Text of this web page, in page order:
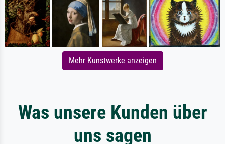
Mehr Kunstwerke anzeigen
Was unsere Kunden über
uns sagen